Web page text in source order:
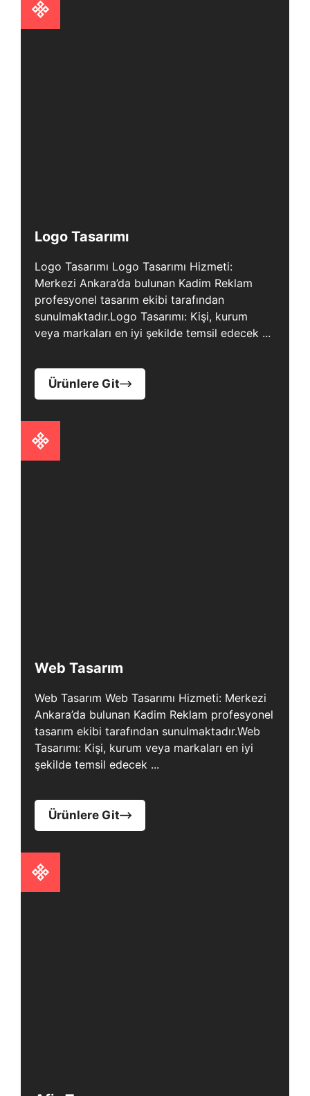
Logo Tasarımı
Logo Tasarımı Logo Tasarımı Hizmeti:
Merkezi Ankara’da bulunan Kadim Reklam
profesyonel tasarım ekibi tarafından
sunulmaktadır.Logo Tasarımı: Kişi, kurum
veya markaları en iyi şekilde temsil edecek ...
Ürünlere Git
Web Tasarım
Web Tasarım Web Tasarımı Hizmeti: Merkezi
Ankara’da bulunan Kadim Reklam profesyonel
tasarım ekibi tarafından sunulmaktadır.Web
Tasarımı: Kişi, kurum veya markaları en iyi
şekilde temsil edecek ...
Ürünlere Git